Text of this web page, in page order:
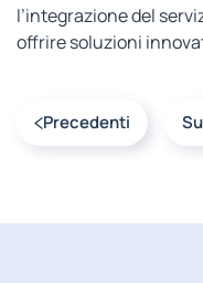
l’integrazione del
offrire soluzioni
Precedenti